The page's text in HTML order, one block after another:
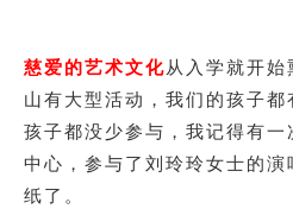
慈爱的艺术文化从入学就开
山有大型活动，我们的孩子
孩子都没少参与，我记得有
中心，参与了刘玲玲女士的
纸了。